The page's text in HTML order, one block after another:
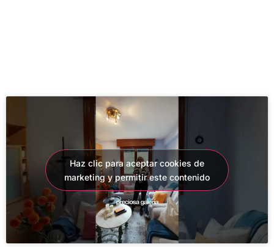
Haz clic para aceptar cookies de
marketing y permitir este contenido